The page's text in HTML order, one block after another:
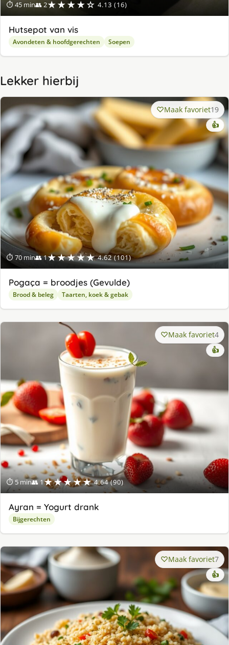
⏱ 45 min👥 2★★★★☆ 4.13 (16)
Hutsepot van vis
Avondeten & hoofdgerechten Soepen
Lekker hierbij
⏱ 70 min👥 1★★★★★ 4.62 (101)
Maak favoriet19
👍
Pogaça = broodjes (Gevulde)
Brood & beleg Taarten, koek & gebak
⏱ 5 min👥 1★★★★★ 4.64 (90)
Maak favoriet4
👍
Ayran = Yogurt drank
Bijgerechten
Maak favoriet7
👍